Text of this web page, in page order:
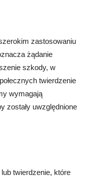
zastosowaniu
żądanie
szkody, w
twierdzenie
wymagają
zostały uwzględnione
twierdzenie, które